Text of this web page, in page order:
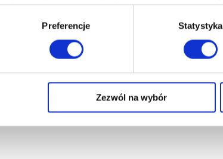
aktywnie analizując charakteryzującego
tego, jak Twoje osobiste dane są przetwarzane
cookie możesz zmienić lub wycofać swoją
spersonalizowania treści i reklam, aby oferować
o tym, jak korzystasz z naszej witryny,
mogą połączyć te informacje z innymi
z ich usług.
Preferencje Statystyka
Zezwól na wybór